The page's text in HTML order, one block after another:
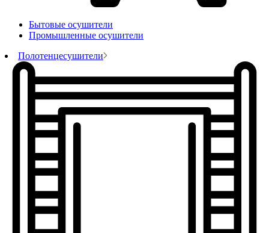
Бытовые осушители
Промышленные осушители
Полотенцесушители